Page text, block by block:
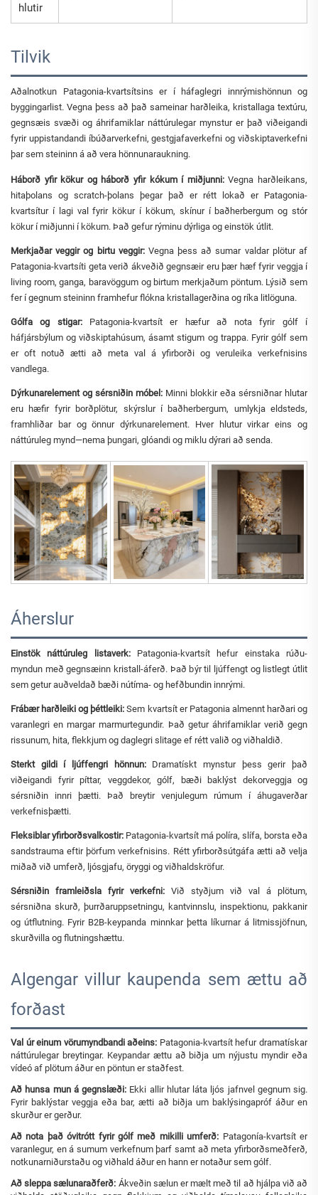
hlutir
Tilvik
Aðalnotkun Patagonia-kvartsítsins er í háfaglegri innrýmishönnun og
byggingarlist. Vegna þess að það sameinar harðleika, kristallaga textúru,
gegnsæis svæði og áhrifamiklar náttúrulegar mynstur er það viðeigandi
fyrir uppistandandi íbúðarverkefni, gestgjafaverkefni og viðskiptaverkefni
þar sem steininn á að vera hönnunaraukning.
Háborð yfir kökur og háborð yfir kókum í miðjunni:Vegna harðleikans,
hitaþolans og scratch-þolans þegar það er rétt lokað er Patagonia-
kvartsítur í lagi val fyrir kökur í kökum, skínur í baðherbergum og stór
kökur í miðjunni í kökum. Það gefur rýminu dýrliga og einstök útlit.
Merkjaðar veggir og birtu veggir: Vegna þess að sumar valdar plötur af
Patagonia-kvartsíti geta verið ákveðið gegnsæir eru þær hæf fyrir veggja í
living room, ganga, baravöggum og birtum merkjaðum pöntum. Lýsið sem
fer í gegnum steininn framhefur flókna kristallagerðina og ríka litlöguna.
Gólfa og stigar: Patagonia-kvartsít er hæfur að nota fyrir gólf í
háfjársbýlum og viðskiptahúsum, ásamt stigum og trappa. Fyrir gólf sem
er oft notuð ætti að meta val á yfirborði og veruleika verkefnisins
vandlega.
Dýrkunarelement og sérsniðin móbel: Minni blokkir eða sérsniðnar hlutar
eru hæfir fyrir borðplötur, skýrslur í baðherbergum, umlykja eldsteds,
framhliðar bar og önnur dýrkunarelement. Hver hlutur virkar eins og
náttúruleg mynd—nema þungari, glóandi og miklu dýrari að senda.
Áherslur
Einstök náttúruleg listaverk: Patagonia-kvartsít hefur einstaka rúðu-
myndun með gegnsæinn kristall-áferð. Það býr til ljúffengt og listlegt útlit
sem getur auðveldað bæði nútíma- og hefðbundin innrými.
Frábær harðleiki og þéttleiki:Sem kvartsít er Patagonia almennt harðari og
varanlegri en margar marmurtegundir. Það getur áhrifamiklar verið gegn
rissunum, hita, flekkjum og daglegri slitage ef rétt valið og viðhaldið.
Sterkt gildi í ljúffengri hönnun: Dramatískt mynstur þess gerir það
viðeigandi fyrir píttar, veggdekor, gólf, bæði baklýst dekorveggja og
sérsniðin innri þætti. Það breytir venjulegum rúmum í áhugaverðar
verkefnisþætti.
Fleksiblar yfirborðsvalkostir: Patagonia-kvartsít má políra, slífa, borsta eða
sandstrauma eftir þörfum verkefnisins. Rétt yfirborðsútgáfa ætti að velja
miðað við umferð, ljósgjafu, öryggi og viðhaldskröfur.
Sérsniðin framleiðsla fyrir verkefni: Við styðjum við val á plötum,
sérsniðna skurð, þurrðaruppsetningu, kantvinnslu, inspektionu, pakkanir
og útflutning. Fyrir B2B-keypanda minnkar þetta líkurnar á litmissjöfnun,
skurðvilla og flutningshættu.
Algengar villur kaupenda sem ættu að
forðast
Val úr einum vörumyndbandi aðeins: Patagonia-kvartsít hefur dramatískar
náttúrulegar breytingar. Keypandar ættu að biðja um nýjustu myndir eða
vídeó af plötum áður en pöntun er staðfest.
Að hunsa mun á gegnslæði: Ekki allir hlutar láta ljós jafnvel gegnum sig.
Fyrir baklýstar veggja eða bar, ætti að biðja um baklýsingapróf áður en
skurður er gerður.
Að nota það óvitrótt fyrir gólf með mikilli umferð: Patagonía-kvartsít er
varanlegur, en á sumum verkefnum þarf samt að meta yfirborðsmeðferð,
notkunarniðurstaðu og viðhald áður en hann er notaður sem gólf.
Að sleppa sælunaraðferð: Ákveðin sælun er mælt með til að hjálpa við að